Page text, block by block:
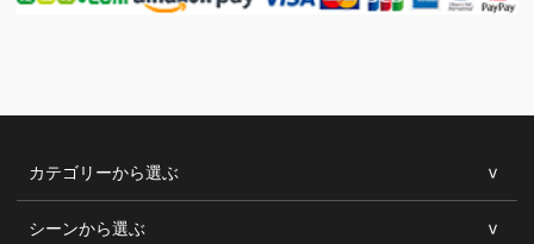
カテゴリーから選ぶ
シーンから選ぶ